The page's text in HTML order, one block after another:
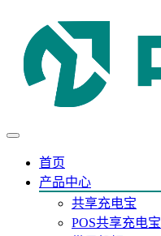
首页
产品中心
共享充电宝
POS共享充电宝